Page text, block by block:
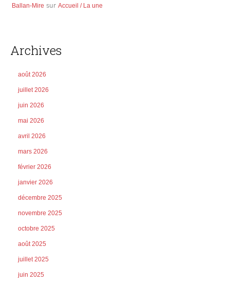
Ballan-Mire sur Accueil / La une
Archives
août 2026
juillet 2026
juin 2026
mai 2026
avril 2026
mars 2026
février 2026
janvier 2026
décembre 2025
novembre 2025
octobre 2025
août 2025
juillet 2025
juin 2025